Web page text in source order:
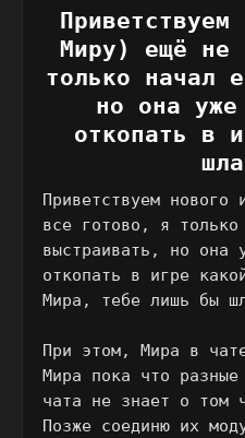
Миру) ещё не
только начал
но она уже
откопать в
Приветствуем
все готово, я только
выстраивать, но она
откопать в игре
Мира, тебе лишь бы
При этом, Мира в
Мира пока что
чата не знает о том
Позже соединю их